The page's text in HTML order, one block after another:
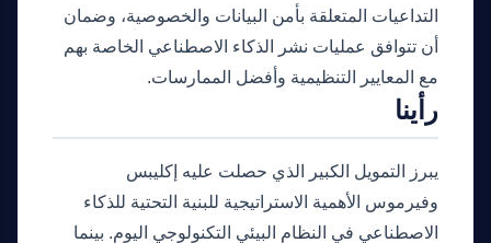
التداعيات المتعلقة بأمن البيانات والخصوصية، وضمان
أن تتوافق عمليات نشر الذكاء الاصطناعي الخاصة بهم
مع المعايير التنظيمية وأفضل الممارسات.
رأينا
يبرز التمويل الكبير الذي حصلت عليه إكليبس
وفيرموس الأهمية الاستراتيجية للبنية التحتية للذكاء
الاصطناعي في النظام البيئي التكنولوجي اليوم. بينما